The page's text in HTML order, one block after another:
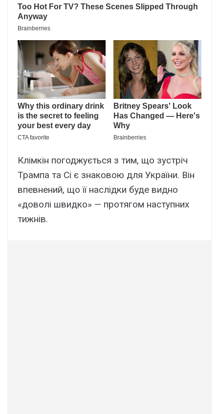
Клімкін погоджується з тим, що зустріч
Трампа та Сі є знаковою для України. Він
впевнений, що її наслідки буде видно
«доволі швидко» — протягом наступних
тижнів.